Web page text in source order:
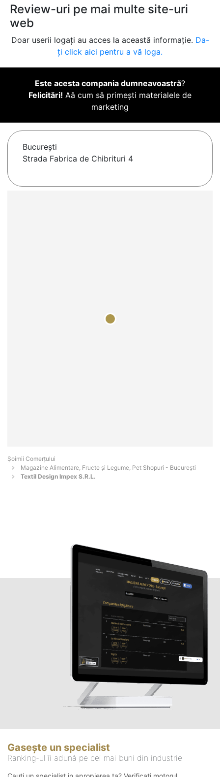
Review-uri pe mai multe site-uri
web
Doar userii logați au acces la această informație. Da-
ți click aici pentru a vă loga.
Este acesta compania dumneavoastră?
Felicitări! Aă cum să primești materialele de
marketing
Bucureşti
Strada Fabrica de Chibrituri 4
Șoimii Comerțului
Magazine Alimentare, Fructe și Legume, Pet Shopuri - Bucureşti
Textil Design Impex S.R.L.
Gasește un specialist
Ranking-ul îi adună pe cei mai buni din industrie